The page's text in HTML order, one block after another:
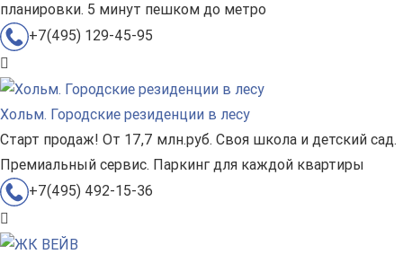
планировки. 5 минут пешком до метро
+7(495) 129-45-95
Хольм. Городские резиденции в лесу
Старт продаж! От 17,7 млн.руб. Своя школа и детский сад.
Премиальный сервис. Паркинг для каждой квартиры
+7(495) 492-15-36